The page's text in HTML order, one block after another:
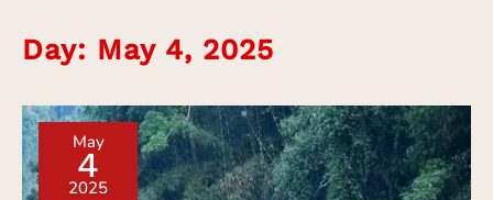
Day: May 4, 2025
May
4
2025